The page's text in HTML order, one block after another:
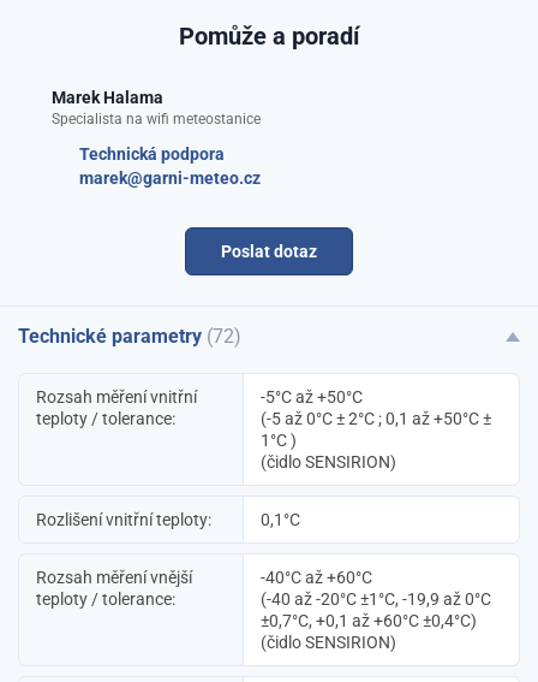
Pomůže a poradí
Marek Halama
Specialista na wifi meteostanice
Technická podpora
marek@garni-meteo.cz
Poslat dotaz
Technické parametry (72)
Rozsah měření vnitřní
teploty / tolerance:
-5°C až +50°C
(-5 až 0°C ± 2°C ; 0,1 až +50°C ±
1°C )
(čidlo SENSIRION)
Rozlišení vnitřní teploty: 0,1°C
Rozsah měření vnější
teploty / tolerance:
-40°C až +60°C
(-40 až -20°C ±1°C, -19,9 až 0°C
±0,7°C, +0,1 až +60°C ±0,4°C)
(čidlo SENSIRION)